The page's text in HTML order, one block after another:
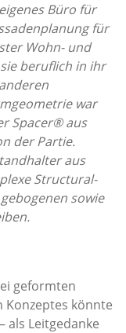
Büro für
für
Wohn- und
beruflich in ihr
war
Spacer® aus
der Partie.
aus
Structural-
sowie
geformten
Konzeptes könnte
als Leitgedanke